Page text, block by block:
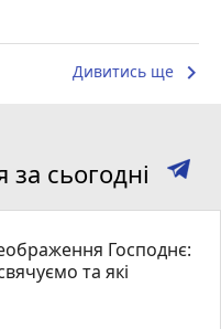
Дивитись ще keyboard_arrow_right
сьогодні
Господнє:
та які